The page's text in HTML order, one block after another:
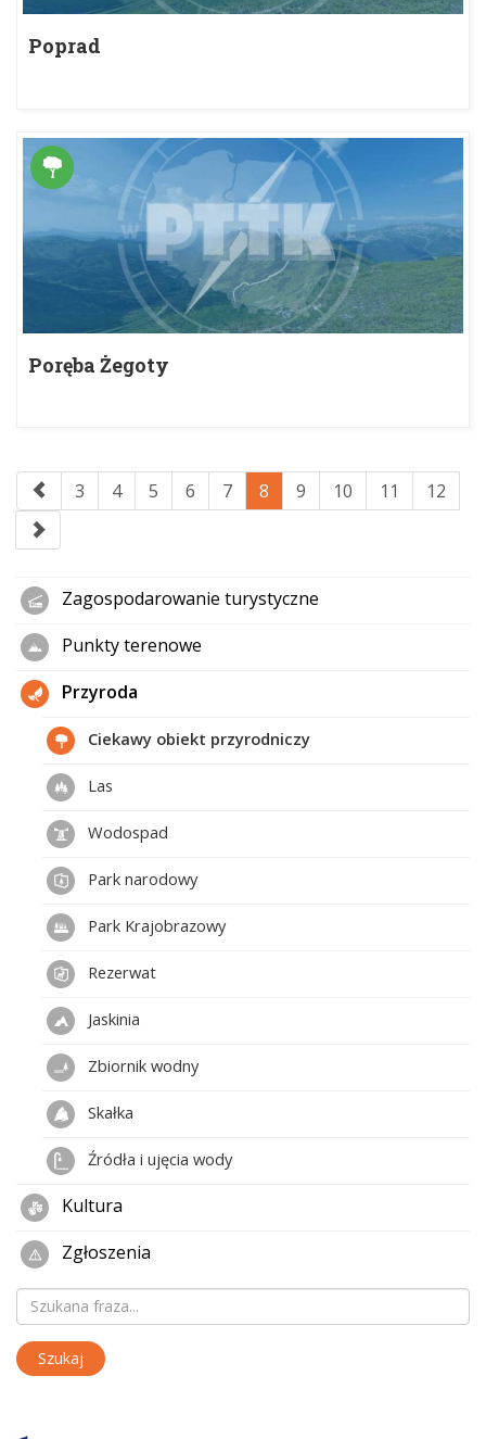
Poprad
Poręba Żegoty
3 4 5 6 7 8 9 10 11 12
Zagospodarowanie turystyczne
Punkty terenowe
Przyroda
Ciekawy obiekt przyrodniczy
Las
Wodospad
Park narodowy
Park Krajobrazowy
Rezerwat
Jaskinia
Zbiornik wodny
Skałka
Źródła i ujęcia wody
Kultura
Zgłoszenia